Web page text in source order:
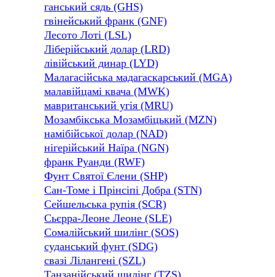
ганський сядь (GHS)
гвінейський франк (GNF)
Лесото Лоті (LSL)
Ліберійський долар (LRD)
лівійський динар (LYD)
Малагасійська мадагаскарський (MGA)
малавійцамі квача (MWK)
мавританський угія (MRU)
Мозамбікська Мозамбіцький (MZN)
намібійської долар (NAD)
нігерійський Наїра (NGN)
франк Руанди (RWF)
Фунт Святої Єлени (SHP)
Сан-Томе і Прінсіпі Добра (STN)
Сейшельська рупія (SCR)
Сьєрра-Леоне Леоне (SLE)
Сомалійський шилінг (SOS)
суданський фунт (SDG)
свазі Лілангені (SZL)